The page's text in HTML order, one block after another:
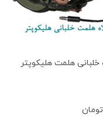
خلبانی هلمت هلیکوپتر
تومان